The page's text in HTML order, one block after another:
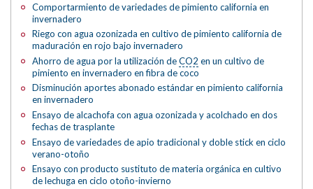
Comportarmiento de variedades de pimiento california en
invernadero
Riego con agua ozonizada en cultivo de pimiento california de
maduración en rojo bajo invernadero
Ahorro de agua por la utilización deCO2 en un cultivo de
pimiento en invernadero en fibra de coco
Disminución aportes abonado estándar en pimiento california
en invernadero
Ensayo de alcachofa con agua ozonizada y acolchado en dos
fechas de trasplante
Ensayo de variedades de apio tradicional y doble stick en ciclo
verano-otoño
Ensayo con producto sustituto de materia orgánica en cultivo
de lechuga en ciclo otoño-invierno